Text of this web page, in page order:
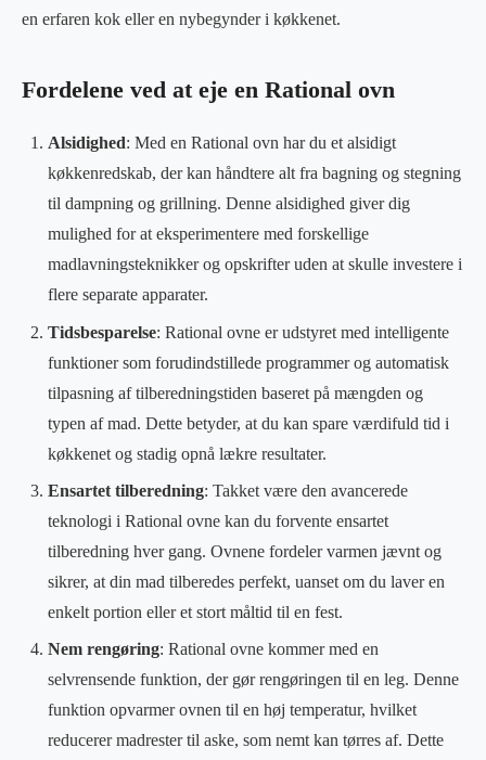
en erfaren kok eller en nybegynder i køkkenet.
Fordelene ved at eje en Rational ovn
Alsidighed: Med en Rational ovn har du et alsidigt
køkkenredskab, der kan håndtere alt fra bagning og stegning
til dampning og grillning. Denne alsidighed giver dig
mulighed for at eksperimentere med forskellige
madlavningsteknikker og opskrifter uden at skulle investere i
flere separate apparater.
Tidsbesparelse: Rational ovne er udstyret med intelligente
funktioner som forudindstillede programmer og automatisk
tilpasning af tilberedningstiden baseret på mængden og
typen af mad. Dette betyder, at du kan spare værdifuld tid i
køkkenet og stadig opnå lækre resultater.
Ensartet tilberedning: Takket være den avancerede
teknologi i Rational ovne kan du forvente ensartet
tilberedning hver gang. Ovnene fordeler varmen jævnt og
sikrer, at din mad tilberedes perfekt, uanset om du laver en
enkelt portion eller et stort måltid til en fest.
Nem rengøring: Rational ovne kommer med en
selvrensende funktion, der gør rengøringen til en leg. Denne
funktion opvarmer ovnen til en høj temperatur, hvilket
reducerer madrester til aske, som nemt kan tørres af. Dette